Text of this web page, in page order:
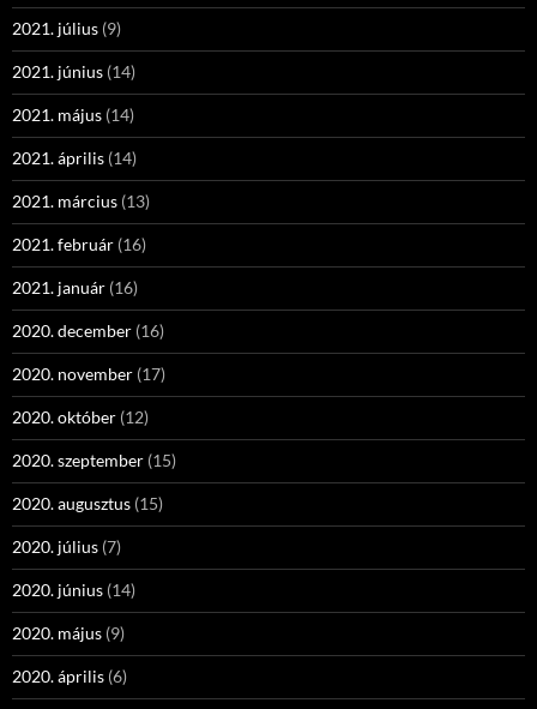
2021. július (9)
2021. június (14)
2021. május (14)
2021. április (14)
2021. március (13)
2021. február (16)
2021. január (16)
2020. december (16)
2020. november (17)
2020. október (12)
2020. szeptember (15)
2020. augusztus (15)
2020. július (7)
2020. június (14)
2020. május (9)
2020. április (6)